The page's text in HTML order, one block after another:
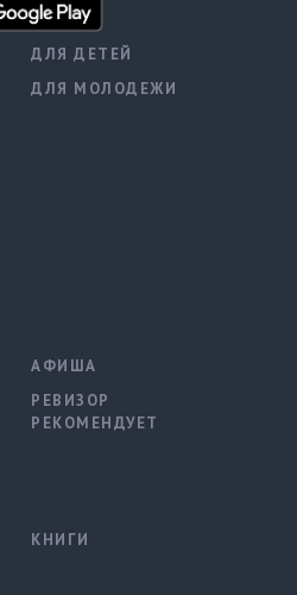
ДЛЯ ДЕТЕЙ
ДЛЯ МОЛОДЕЖИ
АФИША
РЕВИЗОР
РЕКОМЕНДУЕТ
КНИГИ